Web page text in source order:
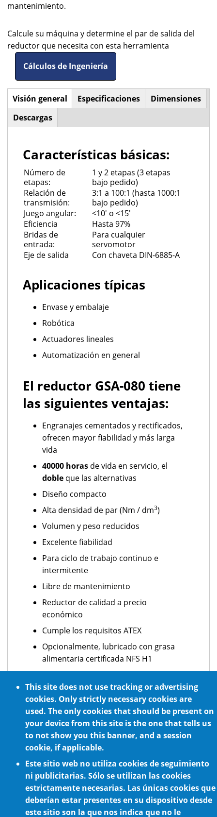
mantenimiento.
Calcule su máquina y determine el par de salida del
reductor que necesita con esta herramienta
Cálculos de Ingeniería
Horizontal
Tabs
Visión general (solapa
activa)
Especificaciones
Dimensiones
Descargas
Características básicas:
Número de
etapas:
1 y 2 etapas (3 etapas
bajo pedido)
Relación de
transmisión:
3:1 a 100:1 (hasta 1000:1
bajo pedido)
Juego angular:
<10' o <15'
Eficiencia
Hasta 97%
Bridas de
entrada:
Para cualquier
servomotor
Eje de salida
Con chaveta DIN-6885-A
Aplicaciones típicas
Envase y embalaje
Robótica
Actuadores lineales
Automatización en general
El reductor GSA-080 tiene
las siguientes ventajas:
Engranajes cementados y rectificados,
ofrecen mayor fiabilidad y más larga
vida
40000 horas de vida en servicio, el
doble que las alternativas
Diseño compacto
Alta densidad de par (Nm / dm3)
Volumen y peso reducidos
Excelente fiabilidad
Para ciclo de trabajo continuo e
intermitente
Libre de mantenimiento
Reductor de calidad a precio
económico
Cumple los requisitos ATEX
Opcionalmente, lubricado con grasa
alimentaria certificada NFS H1
Fácil montaje del motor
Marcha silenciosa gracias a engranajes
de alta calidad
This site does not use tracking or advertising
cookies. Only strictly necessary cookies are
used. The only cookies that should be present on
your device from this site is the one that tells us
to not show you this banner, and a session
cookie, if applicable.
Este sitio web no utiliza cookies de seguimiento
ni publicitarias. Sólo se utilizan las cookies
estrictamente necesarias. Las únicas cookies que
deberían estar presentes en su dispositivo desde
este sitio son la que nos indica que no le